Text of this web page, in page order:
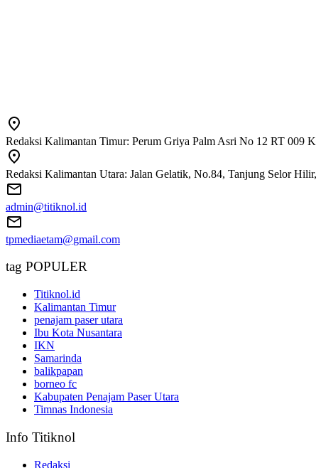
Redaksi Kalimantan Timur: Perum Griya Palm Asri No 12 RT 009
Redaksi Kalimantan Utara: Jalan Gelatik, No.84, Tanjung Selor
admin@titiknol.id
tpmediaetam@gmail.com
tag POPULER
Titiknol.id
Kalimantan Timur
penajam paser utara
Ibu Kota Nusantara
IKN
Samarinda
balikpapan
borneo fc
Kabupaten Penajam Paser Utara
Timnas Indonesia
Info Titiknol
Redaksi